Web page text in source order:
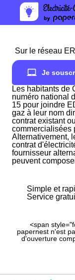
Sur le réseau
Je
Les habitants de
numéro national
15 pour joindre
gaz à leur nom
contrat existant
commercialisées
Alternativement,
contrat
fournisseur
peuvent
Simple et
Service
<span
papernest n'est
d'ouverture